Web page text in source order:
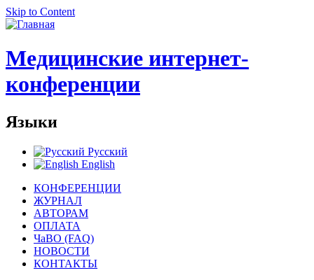
Skip to Content
Медицинские интернет-
конференции
Языки
Русский
English
КОНФЕРЕНЦИИ
ЖУРНАЛ
АВТОРАМ
ОПЛАТА
ЧаВО (FAQ)
НОВОСТИ
КОНТАКТЫ